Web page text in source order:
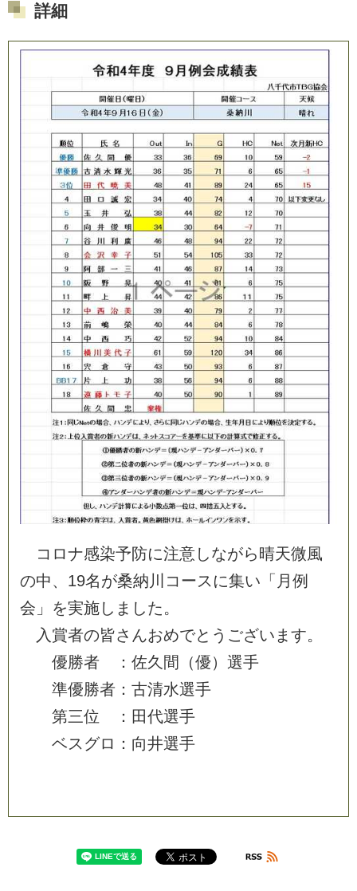
詳細
コ ロナ感染予防に注意しながら晴天微風
の中、 19名が桑納 川 コ ース に集い 「 月 例
会 」 を実施し ま した。
入 賞者の皆さ んおめでと う ござい ま す。
優勝者 ： 佐久 間 （優） 選手
準優勝者 ： 古清水選手
第三位 ： 田代選手
ベス グロ ： 向井選手